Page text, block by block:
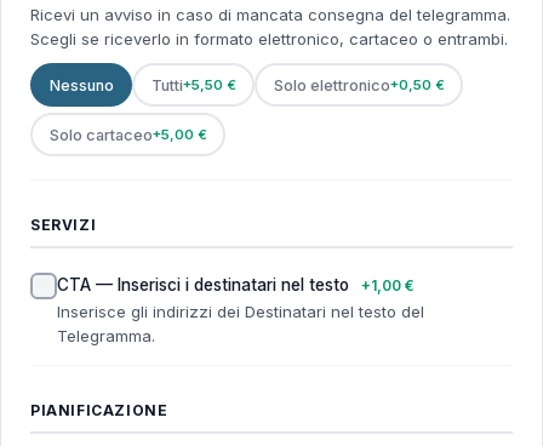
Ricevi un avviso in caso di mancata consegna del telegramma.
Scegli se riceverlo in formato elettronico, cartaceo o entrambi.
Nessuno Tutti+5,50 € Solo elettronico+0,50 €
Solo cartaceo+5,00 €
SERVIZI
CTA — Inserisci i destinatari nel testo +1,00 €
Inserisce gli indirizzi dei Destinatari nel testo del
Telegramma.
PIANIFICAZIONE